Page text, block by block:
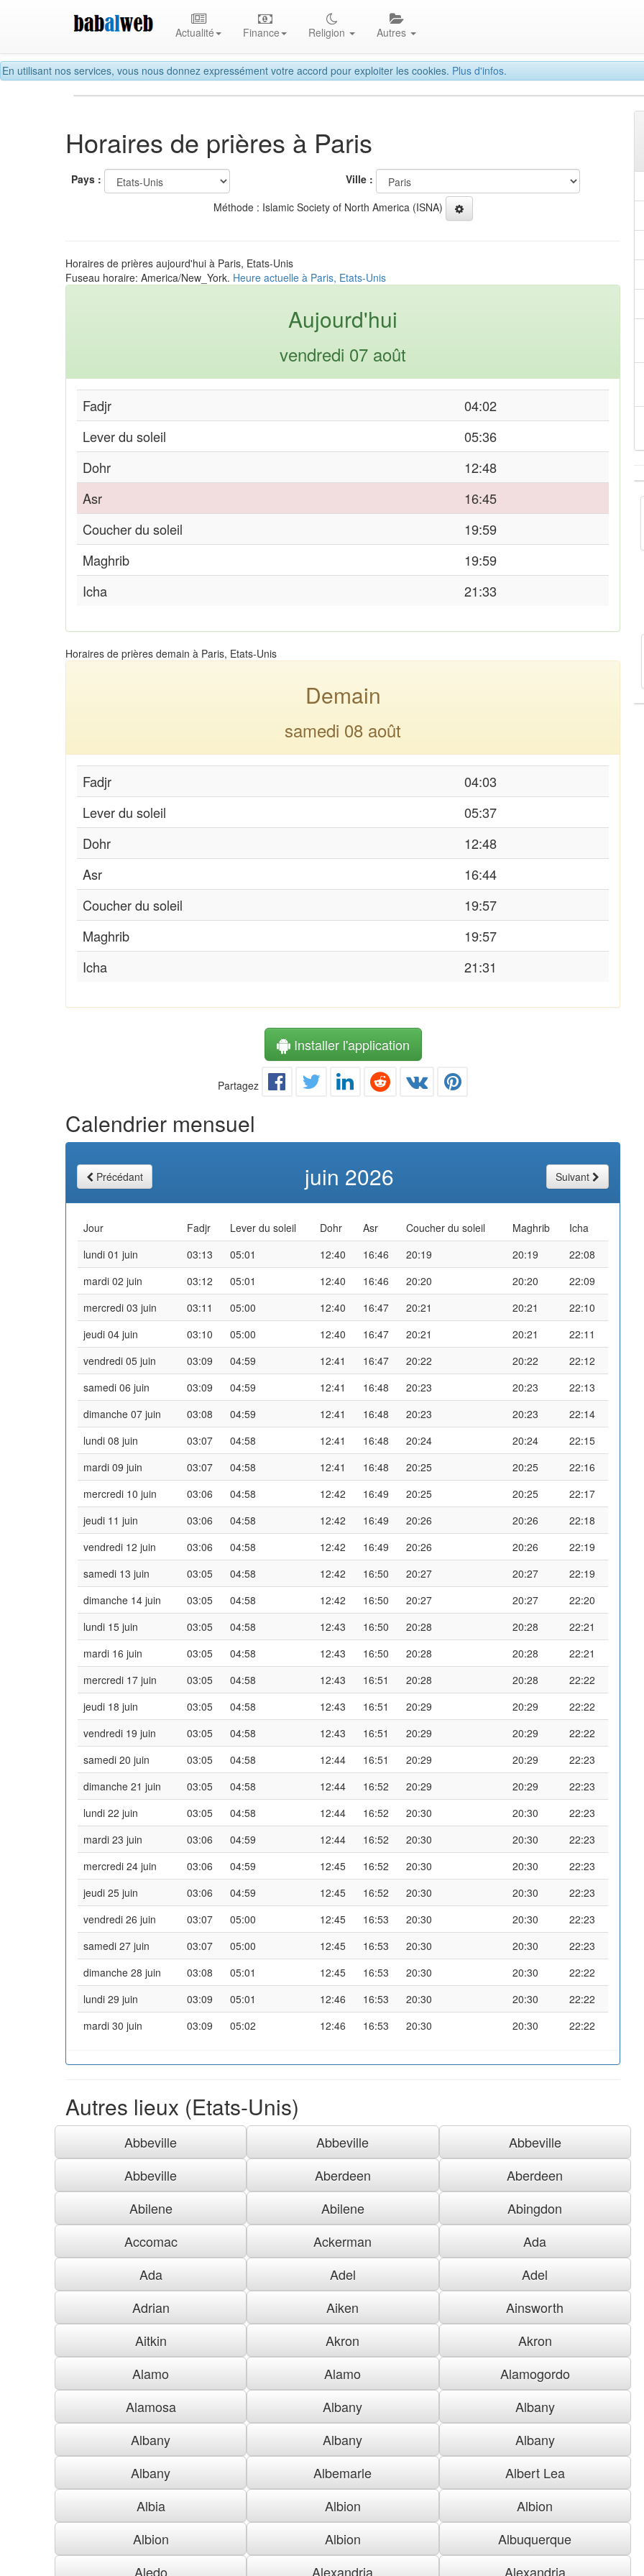
En utilisant nos services, vous nous donnez expressément votre accord pour exploiter les cookies. Plus d'infos.
Actualité Finance Religion Autres
Horaires de prières à Paris
Pays :
Ville :
Méthode : Islamic Society of North America (ISNA)
Horaires de prières aujourd'hui à Paris, Etats-Unis
Fuseau horaire: America/New_York. Heure actuelle à Paris, Etats-Unis
Aujourd'hui
vendredi 07 août
Fadjr
04:02
Lever du soleil
05:36
Dohr
12:48
Asr
16:45
Coucher du soleil
19:59
Maghrib
19:59
Icha
21:33
Horaires de prières demain à Paris, Etats-Unis
Demain
samedi 08 août
Fadjr
04:03
Lever du soleil
05:37
Dohr
12:48
Asr
16:44
Coucher du soleil
19:57
Maghrib
19:57
Icha
21:31
Installer l'application
Partagez
Calendrier mensuel
Précédant juin 2026 Suivant
Jour Fadjr Lever du soleil Dohr Asr Coucher du soleil Maghrib
Icha
lundi 01 juin
03:13 05:01 12:40 16:46 20:19 20:19
22:08
mardi 02 juin
03:12 05:01 12:40 16:46 20:20 20:20
22:09
mercredi 03 juin
03:11 05:00 12:40 16:47 20:21 20:21
22:10
jeudi 04 juin
03:10 05:00 12:40 16:47 20:21 20:21
22:11
vendredi 05 juin
03:09 04:59 12:41 16:47 20:22 20:22
22:12
samedi 06 juin
03:09 04:59 12:41 16:48 20:23 20:23
22:13
dimanche 07 juin
03:08 04:59 12:41 16:48 20:23 20:23
22:14
lundi 08 juin
03:07 04:58 12:41 16:48 20:24 20:24
22:15
mardi 09 juin
03:07 04:58 12:41 16:48 20:25 20:25
22:16
mercredi 10 juin
03:06 04:58 12:42 16:49 20:25 20:25
22:17
jeudi 11 juin
03:06 04:58 12:42 16:49 20:26 20:26
22:18
vendredi 12 juin
03:06 04:58 12:42 16:49 20:26 20:26
22:19
samedi 13 juin
03:05 04:58 12:42 16:50 20:27 20:27
22:19
dimanche 14 juin
03:05 04:58 12:42 16:50 20:27 20:27
22:20
lundi 15 juin
03:05 04:58 12:43 16:50 20:28 20:28
22:21
mardi 16 juin
03:05 04:58 12:43 16:50 20:28 20:28
22:21
mercredi 17 juin
03:05 04:58 12:43 16:51 20:28 20:28
22:22
jeudi 18 juin
03:05 04:58 12:43 16:51 20:29 20:29
22:22
vendredi 19 juin
03:05 04:58 12:43 16:51 20:29 20:29
22:22
samedi 20 juin
03:05 04:58 12:44 16:51 20:29 20:29
22:23
dimanche 21 juin
03:05 04:58 12:44 16:52 20:29 20:29
22:23
lundi 22 juin
03:05 04:58 12:44 16:52 20:30 20:30
22:23
mardi 23 juin
03:06 04:59 12:44 16:52 20:30 20:30
22:23
mercredi 24 juin
03:06 04:59 12:45 16:52 20:30 20:30
22:23
jeudi 25 juin
03:06 04:59 12:45 16:52 20:30 20:30
22:23
vendredi 26 juin
03:07 05:00 12:45 16:53 20:30 20:30
22:23
samedi 27 juin
03:07 05:00 12:45 16:53 20:30 20:30
22:23
dimanche 28 juin
03:08 05:01 12:45 16:53 20:30 20:30
22:22
lundi 29 juin
03:09 05:01 12:46 16:53 20:30 20:30
22:22
mardi 30 juin
03:09 05:02 12:46 16:53 20:30 20:30 22:22
Autres lieux (Etats-Unis)
Abbeville Abbeville
Abbeville
Abbeville
Aberdeen
Aberdeen
Abilene
Abilene
Abingdon
Accomac
Ackerman
Ada
Ada
Adel
Adel
Adrian
Aiken
Ainsworth
Aitkin
Akron
Akron
Alamo
Alamo
Alamogordo
Alamosa
Albany
Albany
Albany
Albany
Albany
Albany
Albemarle
Albert Lea
Albia
Albion
Albion
Albion
Albion
Albuquerque
Aledo
Alexandria Alexandria